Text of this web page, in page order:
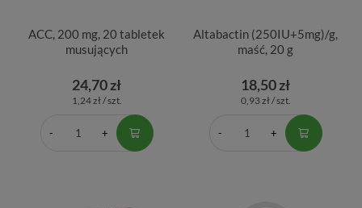
ACC, 200 mg, 20 tabletek
musujących
24,70 zł
1,24 zł / szt.
Altabactin (250IU+5mg)/g,
maść, 20 g
18,50 zł
0,93 zł / szt.